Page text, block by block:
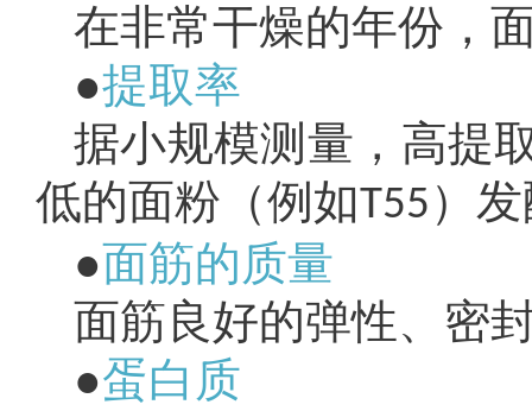
在非常干燥的年份，
●提取率
据小规模测量，高提
低的面粉（例如T55 ）
●面筋的质量
面筋良好的弹性、密
●蛋白质